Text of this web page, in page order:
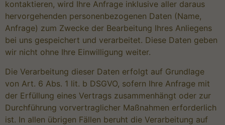
kontaktieren, wird Ihre Anfrage inklusive aller daraus
hervorgehenden personenbezogenen Daten (Name,
Anfrage) zum Zwecke der Bearbeitung Ihres Anliegens
bei uns gespeichert und verarbeitet. Diese Daten geben
wir nicht ohne Ihre Einwilligung weiter.
Die Verarbeitung dieser Daten erfolgt auf Grundlage
von Art. 6 Abs. 1 lit. b DSGVO, sofern Ihre Anfrage mit
der Erfüllung eines Vertrags zusammenhängt oder zur
Durchführung vorvertraglicher Maßnahmen erforderlich
ist. In allen übrigen Fällen beruht die Verarbeitung auf